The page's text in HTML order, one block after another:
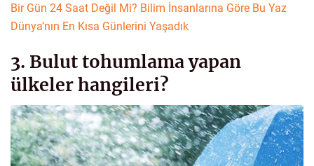
Bir Gün 24 Saat Değil Mi? Bilim İnsanlarına Göre Bu Yaz
Dünya’nın En Kısa Günlerini Yaşadık
3. Bulut tohumlama yapan
ülkeler hangileri?